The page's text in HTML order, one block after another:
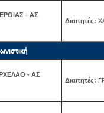
- ΑΣ
Διαιτητές:
- ΑΣ
Διαιτητές: